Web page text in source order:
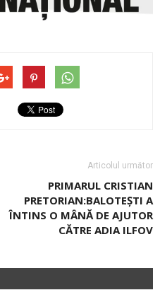
Articolul următor
PRIMARUL CRISTIAN
PRETORIAN:BALOTEȘTI A
ÎNTINS O MÂNĂ DE AJUTOR
CĂTRE ADIA ILFOV